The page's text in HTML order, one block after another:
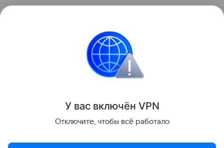
У вас включён VPN
Отключите, чтобы всё работало